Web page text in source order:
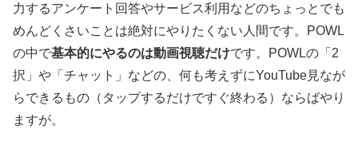
力するアンケート回答やサービス利用などのちょっとでも
めんどくさいことは絶対にやりたくない人間です。POWL
の中で基本的にやるのは動画視聴だけです。POWLの「2
択」や「チャット」などの、何も考えずにYouTube見なが
らできるもの（タップするだけですぐ終わる）ならばやり
ますが。